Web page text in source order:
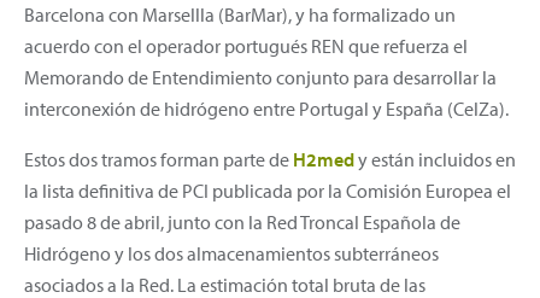
Barcelona con Marsellla (BarMar), y ha formalizado un
acuerdo con el operador portugués REN que refuerza el
Memorando de Entendimiento conjunto para desarrollar la
interconexión de hidrógeno entre Portugal y España (CelZa).
Estos dos tramos forman parte de H2medy están incluidos en
la lista definitiva de PCI publicada por la Comisión Europea el
pasado 8 de abril, junto con la Red Troncal Española de
Hidrógeno y los dos almacenamientos subterráneos
asociados a la Red. La estimación total bruta de las